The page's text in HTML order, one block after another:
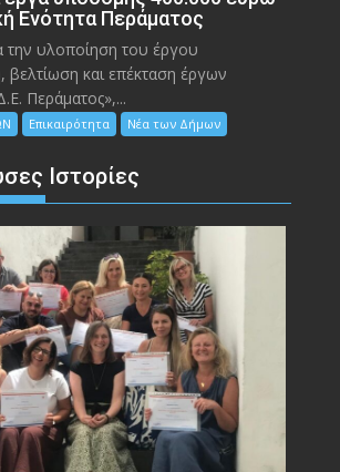
Ενότητα Περάματος
την υλοποίηση του έργου
βελτίωση και επέκταση έργων
Περάματος»,...
Επικαιρότητα Νέα των Δήμων
Ιστορίες